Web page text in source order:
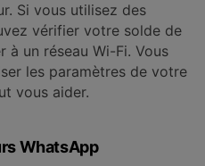
Si vous utilisez des
vérifier votre solde de
à un réseau Wi-Fi. Vous
les paramètres de votre
vous aider.
WhatsApp